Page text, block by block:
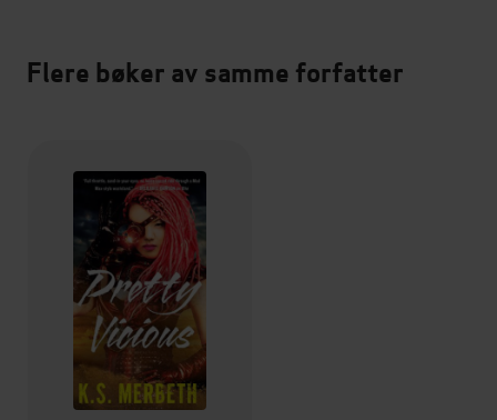
Flere bøker av samme forfatter